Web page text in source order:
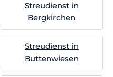
Streudienst in
Bergkirchen
Streudienst in
Buttenwiesen